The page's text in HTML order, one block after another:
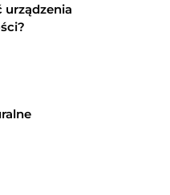
urządzenia